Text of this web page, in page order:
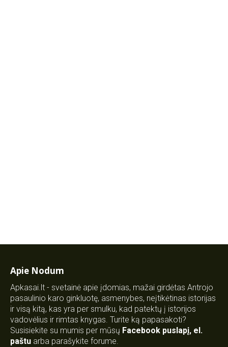
Apie Nodum
Apkasai.lt - svetainė apie įdomias, mažai girdėtas Antrojo
pasaulinio karo ginkluotę, asmenybes, neįtikėtinas istorijas
ir visą kitą, kas yra per smulku, kad patektų į istorijos
vadovėlius ir rimtas knygas. Turite ką papasakoti?
Susisiekite su mumis per mūsų Facebook puslapį, el.
paštu arba parašykite forume.